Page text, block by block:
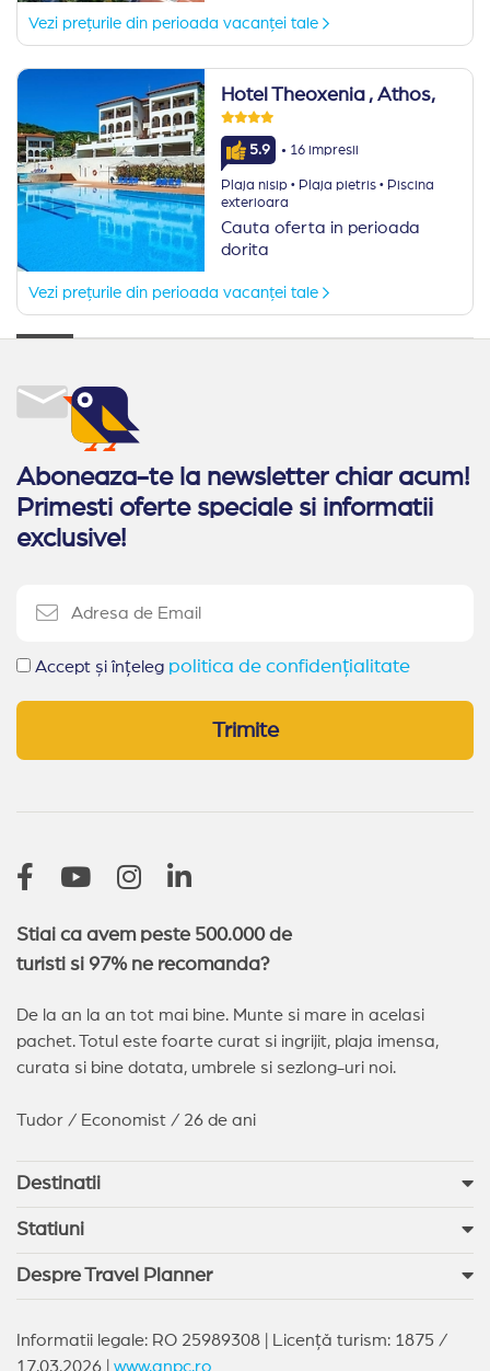
Vezi prețurile din perioada vacanței tale
Hotel Theoxenia , Athos,
5.9 · 16 impresii
Plaja nisip ·Plaja pietris ·Piscina
exterioara
Cauta oferta in perioada
dorita
Vezi prețurile din perioada vacanței tale
Aboneaza-te la newsletter chiar acum!
Primesti oferte speciale si informatii
exclusive!
Accept și înțeleg politica de confidențialitate
Trimite
Stiai ca avem peste 500.000 de
turisti si 97% ne recomanda?
De la an la an tot mai bine. Munte si mare in acelasi
pachet. Totul este foarte curat si ingrijit, plaja imensa,
curata si bine dotata, umbrele si sezlong-uri noi.
Tudor / Economist / 26 de ani
Destinatii
Statiuni
Despre Travel Planner
Informatii legale: RO 25989308 | Licență turism: 1875 /
17.03.2026 | www.anpc.ro